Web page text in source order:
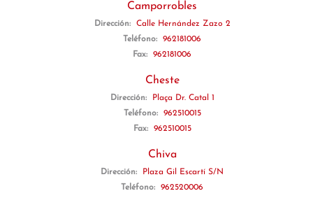
Camporrobles
Dirección:
Calle Hernández Zazo 2
Teléfono:
962181006
Fax:
962181006
Cheste
Dirección:
Plaça Dr. Catal 1
Teléfono:
962510015
Fax:
962510015
Chiva
Dirección:
Plaza Gil Escartí S/N
Teléfono:
962520006